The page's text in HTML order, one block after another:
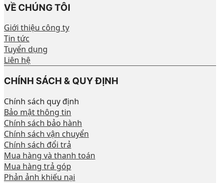
VỀ CHÚNG TÔI
Giới thiệu công ty
Tin tức
Tuyển dụng
Liên hệ
CHÍNH SÁCH & QUY ĐỊNH
Chính sách quy định
Bảo mật thông tin
Chính sách bảo hành
Chính sách vận chuyển
Chính sách đổi trả
Mua hàng và thanh toán
Mua hàng trả góp
Phản ảnh khiếu nại